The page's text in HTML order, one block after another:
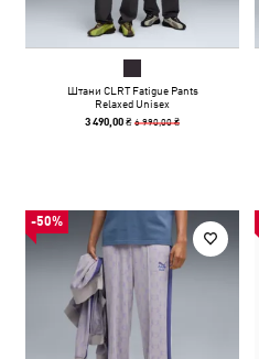
Штани CLRT Fatigue Pants
Relaxed Unisex
3 490,00 ₴6 990,00 ₴
-50%